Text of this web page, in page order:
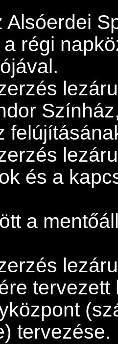
Alsóerdei
régi
és a
a
tervezése.